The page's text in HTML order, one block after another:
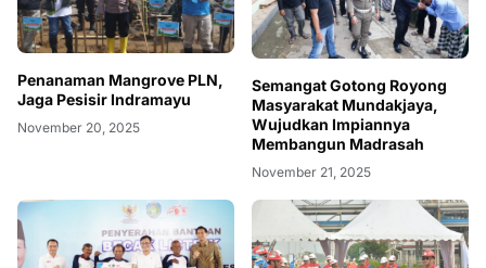
Penanaman Mangrove PLN,
Jaga Pesisir Indramayu
November 20, 2025
Semangat ‎Gotong Royong
Masyarakat Mundakjaya,
Wujudkan Impiannya
Membangun Madrasah
November 21, 2025